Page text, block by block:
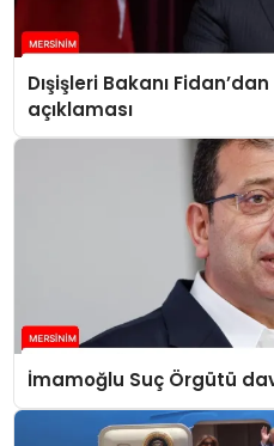
Dışişleri Bakanı
açıklaması
İmamoğlu Suç Örgütü